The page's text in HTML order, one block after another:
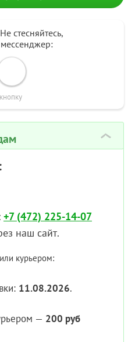
стесняйтесь,
›
+7 (472) 225-14-07
наш сайт.
курьером:
11.08.2026.
— 200 руб